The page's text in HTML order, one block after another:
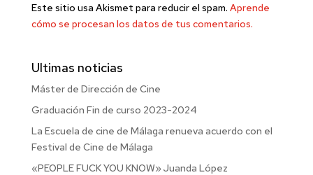
Este sitio usa Akismet para reducir el spam. Aprende
cómo se procesan los datos de tus comentarios.
Ultimas noticias
Máster de Dirección de Cine
Graduación Fin de curso 2023-2024
La Escuela de cine de Málaga renueva acuerdo con el
Festival de Cine de Málaga
«PEOPLE FUCK YOU KNOW» Juanda López